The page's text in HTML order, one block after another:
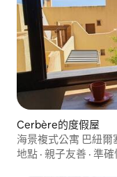
Cerbère的度假屋
海景複式公寓 巴紐
地點 · 親子友善 · 準確